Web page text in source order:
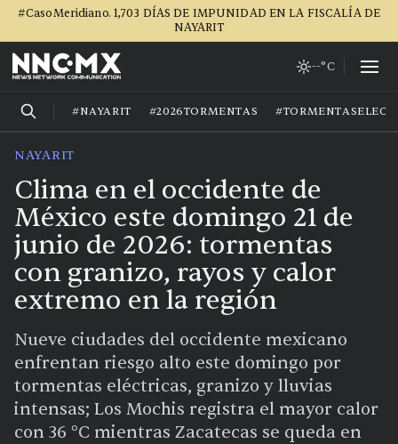
#CasoMeridiano. 1,703 DÍAS DE IMPUNIDAD EN LA FISCALÍA DE
NAYARIT
--°C
#NAYARIT #2026TORMENTAS
NAYARIT
Clima en el occidente de
México este domingo 21 de
junio de 2026: tormentas
con granizo, rayos y calor
extremo en la región
Nueve ciudades del occidente mexicano
enfrentan riesgo alto este domingo por
tormentas eléctricas, granizo y lluvias
intensas; Los Mochis registra el mayor calor
con 36 °C mientras Zacatecas se queda en